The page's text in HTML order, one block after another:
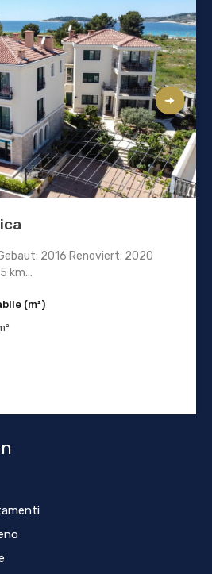
2016 Renoviert: 2020
km…
(m²)